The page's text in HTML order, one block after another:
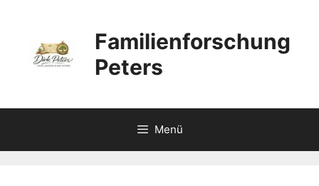
springen
Familienforschung
Peters
Menü